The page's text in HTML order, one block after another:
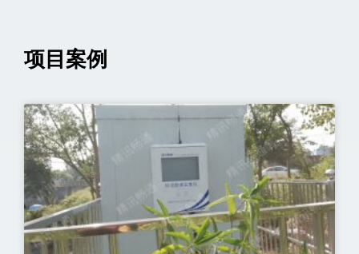
项目案例